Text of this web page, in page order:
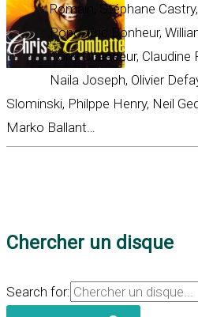
Romain, Stéphane
Popo, Eric Bonheur,
Tony Chasseur, Claudine
Naila Joseph, Olivier
Slominski, Philppe Henry, Neil
Marko Ballant…
Chercher un disque
Search for: